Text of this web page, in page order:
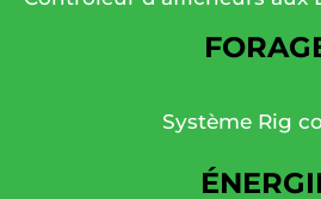
Système Rig